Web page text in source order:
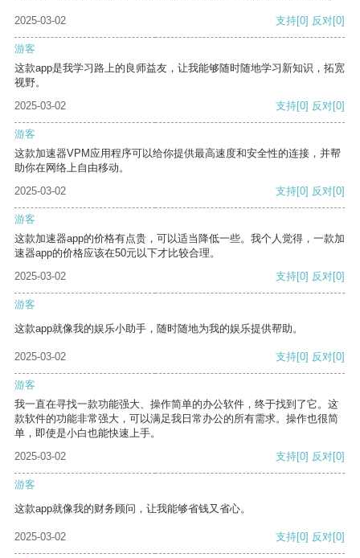
2025-03-02 支持[0] 反对[0]
游客
这款app是我学习路上的良师益友，让我能够随时随地学习新知识，拓宽
视野。
2025-03-02
支持[0] 反对[0]
游客
这款加速器VPM应用程序可以给你提供最高速度和安全性的连接，并帮
助你在网络上自由移动。
2025-03-02
支持[0] 反对[0]
游客
这款加速器app的价格有点贵，可以适当降低一些。我个人觉得，一款加
速器app的价格应该在50元以下才比较合理。
2025-03-02
支持[0] 反对[0]
游客
这款app就像我的娱乐小助手，随时随地为我的娱乐提供帮助。
2025-03-02 支持[0] 反对[0]
游客
我一直在寻找一款功能强大、操作简单的办公软件，终于找到了它。这
款软件的功能非常强大，可以满足我日常办公的所有需求。操作也很简
单，即使是小白也能快速上手。
2025-03-02
支持[0] 反对[0]
游客
这款app就像我的财务顾问，让我能够省钱又省心。
2025-03-02 支持[0] 反对[0]